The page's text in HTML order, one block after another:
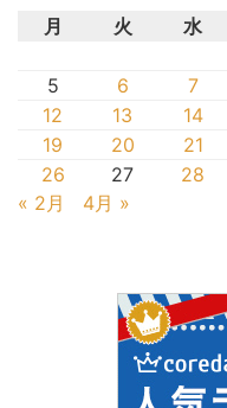
月
火 水
5
6 7
12
13 14
19
20 21
26
27 28
« 2月
4月 »